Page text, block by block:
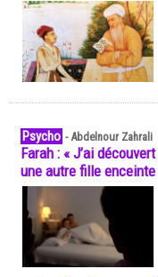
Psycho -Abdelnour Zahrali
Farah : « J’ai
une autre fille enceinte